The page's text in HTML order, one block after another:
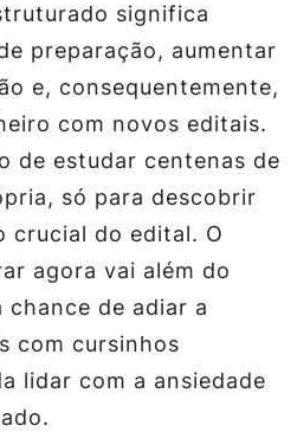
significa
preparação, aumentar
e, consequentemente,
com novos editais.
de estudar centenas de
só para descobrir
crucial do edital. O
agora vai além do
de adiar a
com cursinhos
lidar com a ansiedade